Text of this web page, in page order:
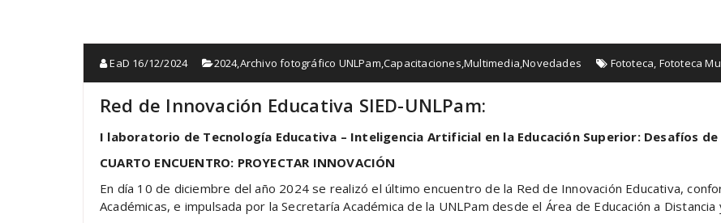
EaD 16/12/2024 2024,Archivo fotográfico UNLPam,Capacitaciones,Multimedia,Novedades Fototeca, Fototeca
Red de Innovación Educativa SIED-UNLPam:
I laboratorio de Tecnología Educativa – Inteligencia Artificial en la Educación Superior: Desafíos
CUARTO ENCUENTRO: PROYECTAR INNOVACIÓN
En día 10 de diciembre del año 2024 se realizó el último encuentro de la Red de Innovación Educativa,
Académicas, e impulsada por la Secretaría Académica de la UNLPam desde el Área de Educación a